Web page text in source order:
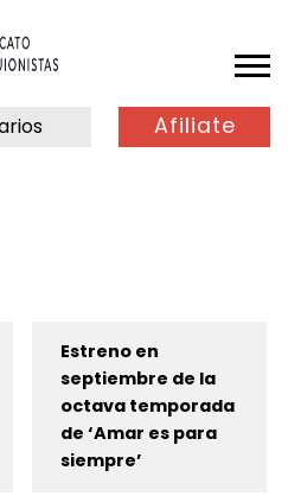
Afiliate
Estreno en
septiembre de la
octava temporada
de ‘Amar es para
siempre’